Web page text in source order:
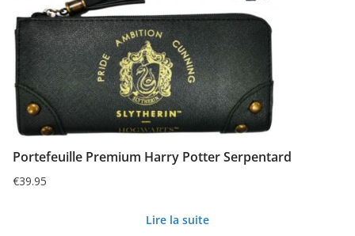
Portefeuille Premium Harry Potter Serpentard
€39.95
Lire la suite